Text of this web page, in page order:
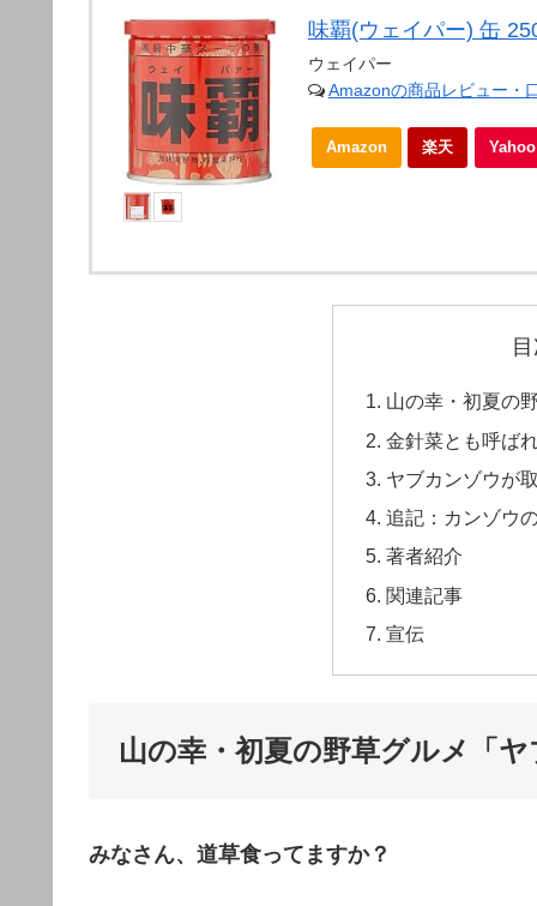
味覇(ウェイパー) 缶
ウェイパー
Amazonの商品レビュー・
Amazon 楽天
山の幸・初夏の
金針菜とも呼ば
ヤブカンゾウが
追記：カンゾウ
著者紹介
関連記事
宣伝
山の幸・初夏の野草グルメ「ヤ
みなさん、道草食ってますか？